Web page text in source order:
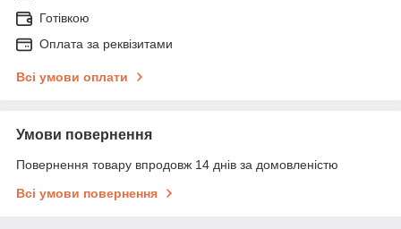
Готівкою
Оплата за реквізитами
Всі умови оплати
Умови повернення
Повернення товару впродовж 14 днів за домовленістю
Всі умови повернення